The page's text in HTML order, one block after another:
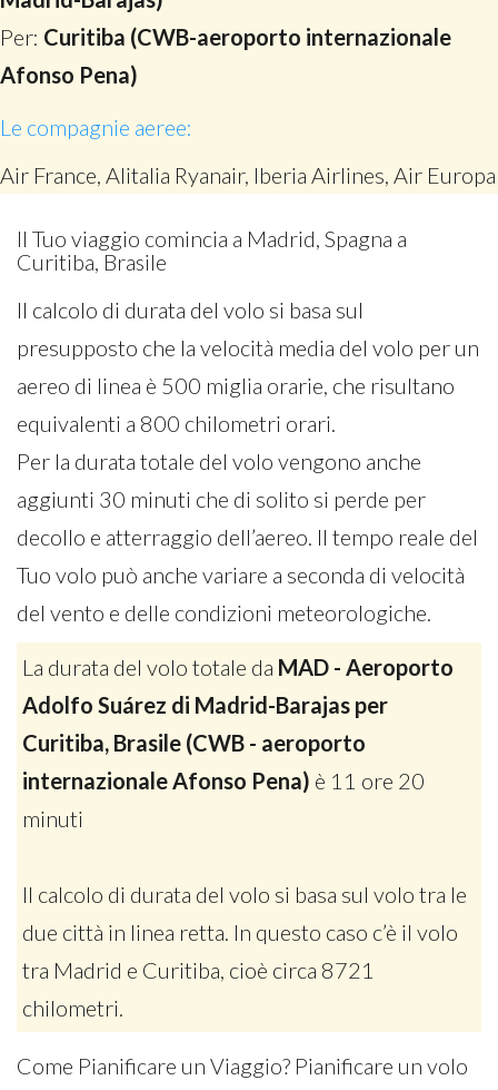
Per: Curitiba (CWB-aeroporto internazionale
Afonso Pena)
Le compagnie aeree:
Air France, Alitalia Ryanair, Iberia Airlines, Air Europa
Il Tuo viaggio comincia a Madrid, Spagna a
Curitiba, Brasile
Il calcolo di durata del volo si basa sul
presupposto che la velocità media del volo per un
aereo di linea è 500 miglia orarie, che risultano
equivalenti a 800 chilometri orari.
Per la durata totale del volo vengono anche
aggiunti 30 minuti che di solito si perde per
decollo e atterraggio dell’aereo. Il tempo reale del
Tuo volo può anche variare a seconda di velocità
del vento e delle condizioni meteorologiche.
La durata del volo totale da MAD - Aeroporto
Adolfo Suárez di Madrid-Barajas per
Curitiba, Brasile (CWB - aeroporto
internazionale Afonso Pena) è 11 ore 20
minuti
Il calcolo di durata del volo si basa sul volo tra le
due città in linea retta. In questo caso c’è il volo
tra Madrid e Curitiba, cioè circa 8721
chilometri.
Come Pianificare un Viaggio? Pianificare un volo